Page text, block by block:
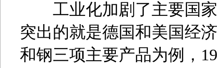
工业化加剧了主要国家
突出的就是德国和美国经
和钢三项主要产品为例，